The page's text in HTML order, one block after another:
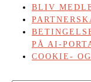
BLIV
PÅ AI-
COOKIE-